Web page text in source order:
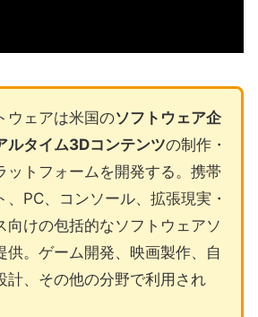
ウェアは米国のソフトウェア企
ルタイム3Dコンテンツの制作・
ットフォームを開発する。携帯
、PC、コンソール、拡張現実・
向けの包括的なソフトウェアソ
供。ゲーム開発、映画製作、自
計、その他の分野で利用され